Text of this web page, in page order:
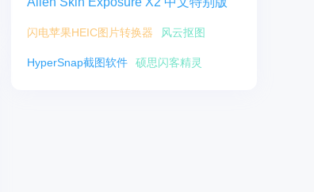
闪电苹果HEIC图片转换器 风云抠图
HyperSnap截图软件 硕思闪客精灵